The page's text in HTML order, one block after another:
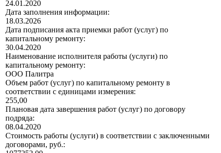
24.01.2020
Дата заполнения информации:
18.03.2026
Дата подписания акта приемки работ (услуг) по
капитальному ремонту:
30.04.2020
Наименование исполнителя работы (услуги) по
капитальному ремонту:
ООО Палитра
Объем работ (услуг) по капитальному ремонту в
соответствии с единицами измерения:
255,00
Плановая дата завершения работ (услуг) по договору
подряда:
08.04.2020
Стоимость работы (услуги) в соответствии с заключенными
договорами, руб.: